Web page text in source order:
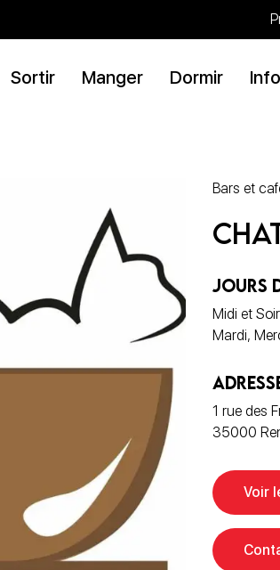
Sortir Manger Dormir
Bars et
JOURS
Midi et Soir
Mardi,
1 rue des
35000
Voir